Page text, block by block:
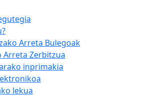
Arreta Bulegoak
Arreta Zerbitzua
inprimakia
lekua